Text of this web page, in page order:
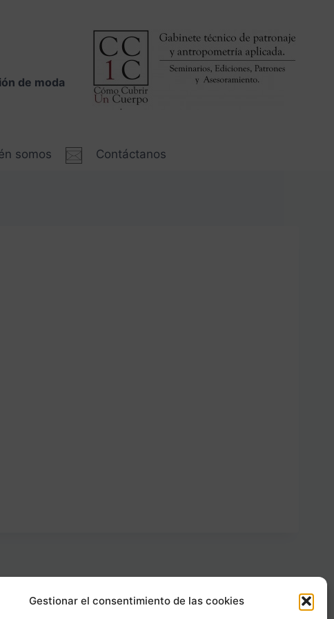
Gestionar el consentimiento de las cookies
de moda
somos Contáctanos
Carrer Provença, 183